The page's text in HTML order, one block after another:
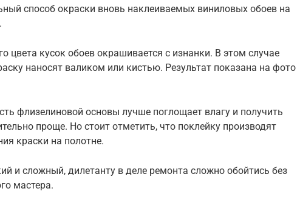
способ окраски вновь наклеиваемых виниловых обоев на
цвета кусок обоев окрашивается с изнанки. В этом случае
наносят валиком или кистью. Результат показана на фото
флизелиновой основы лучше поглощает влагу и получить
проще. Но стоит отметить, что поклейку производят
краски на полотне.
и сложный, дилетанту в деле ремонта сложно обойтись без
мастера.